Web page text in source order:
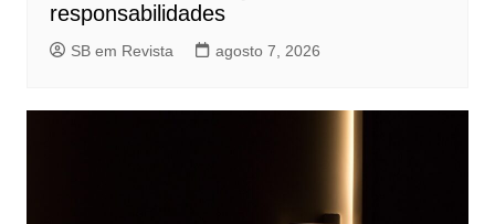
responsabilidades
SB em Revista agosto 7, 2026